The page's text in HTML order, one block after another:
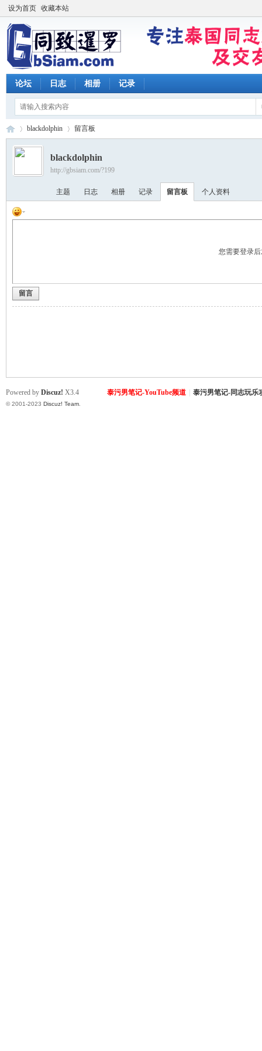
设为首页 收藏本站
论坛 日志 相册 记录
›
blackdolphin 留言板
blackdolphin
http://gbsiam.com/?199
主题 日志 相册 记录 留言板 个人资料
您需要登录
留言
泰污男笔记-YouTube频道 泰污男笔记-同志玩乐
Powered by Discuz! X3.4
© 2001-2023 Discuz! Team.